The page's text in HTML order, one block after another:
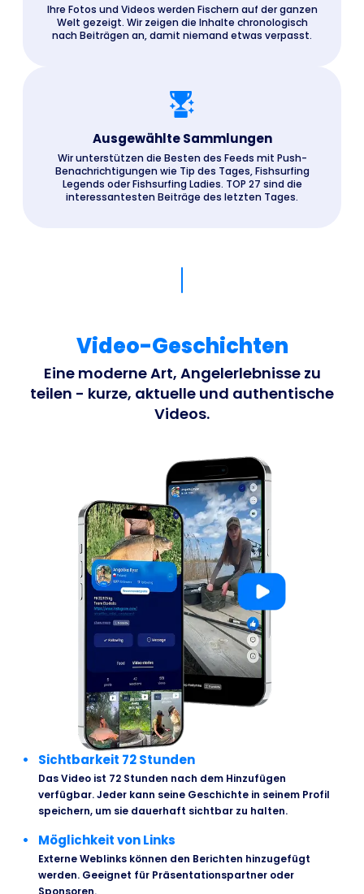
Ihre Fotos und Videos werden Fischern auf der ganzen
Welt gezeigt. Wir zeigen die Inhalte chronologisch
nach Beiträgen an, damit niemand etwas verpasst.
Ausgewählte Sammlungen
Wir unterstützen die Besten des Feeds mit Push-
Benachrichtigungen wie Tip des Tages, Fishsurfing
Legends oder Fishsurfing Ladies. TOP 27 sind die
interessantesten Beiträge des letzten Tages.
Video-Geschichten
Eine moderne Art, Angelerlebnisse zu
teilen - kurze, aktuelle und authentische
Videos.
Sichtbarkeit 72 Stunden
Das Video ist 72 Stunden nach dem Hinzufügen
verfügbar. Jeder kann seine Geschichte in seinem Profil
speichern, um sie dauerhaft sichtbar zu halten.
Möglichkeit von Links
Externe Weblinks können den Berichten hinzugefügt
werden. Geeignet für Präsentationspartner oder